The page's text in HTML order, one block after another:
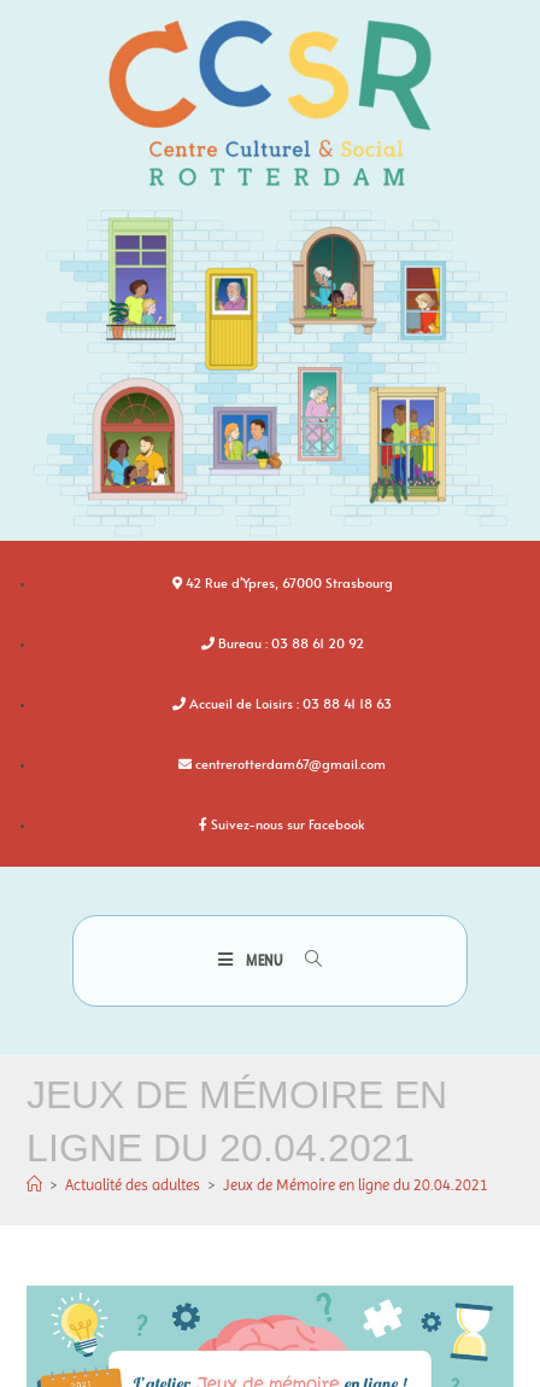
42 Rue d'Ypres, 67000 Strasbourg
Bureau : 03 88 61 20 92
Accueil de Loisirs : 03 88 41 18 63
centrerotterdam67@gmail.com
Suivez-nous sur Facebook
MENU
JEUX DE MÉMOIRE EN
LIGNE DU 20.04.2021
> Actualité des adultes > Jeux de Mémoire en ligne du 20.04.2021